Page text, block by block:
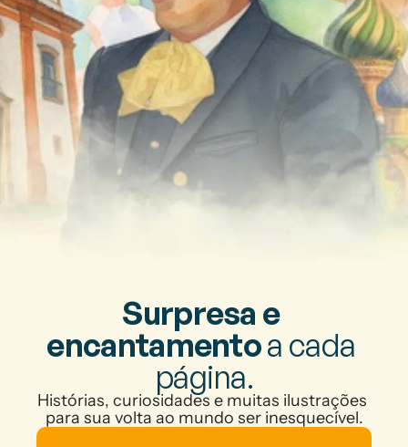
Surpresa e
encantamento a cada
página.
Histórias, curiosidades e muitas ilustrações
para sua volta ao mundo ser inesquecível.